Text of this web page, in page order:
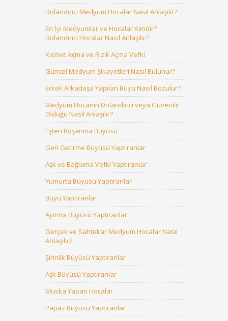
Dolandırıcı Medyum Hocalar Nasıl Anlaşılır?
En İyi Medyumlar ve Hocalar Kimdir?
Dolandırıcı Hocalar Nasıl Anlaşılır?
Kısmet Açma ve Rızık Açma Vefki
Güncel Medyum Şikayetleri Nasıl Bulunur?
Erkek Arkadaşa Yapılan Büyü Nasıl Bozulur?
Medyum Hocanın Dolandırıcı veya Güvenilir
Olduğu Nasıl Anlaşılır?
Eşten Boşanma Büyüsü
Geri Getirme Büyüsü Yaptıranlar
Aşk ve Bağlama Vefki Yaptıranlar
Yumurta Büyüsü Yaptıranlar
Büyü Yaptıranlar
Ayırma Büyüsü Yaptıranlar
Gerçek ve Sahtekar Medyum Hocalar Nasıl
Anlaşılır?
Şirinlik Büyüsü Yaptıranlar
Aşk Büyüsü Yaptıranlar
Muska Yapan Hocalar
Papaz Büyüsü Yaptıranlar